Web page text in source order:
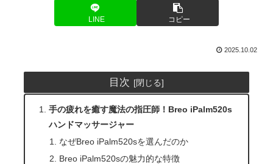
LINE コピー
2025.10.02
目次
手の疲れを癒す魔法の指圧師！Breo iPalm520s
ハンドマッサージャー
なぜBreo iPalm520sを選んだのか
Breo iPalm520sの魅力的な特徴